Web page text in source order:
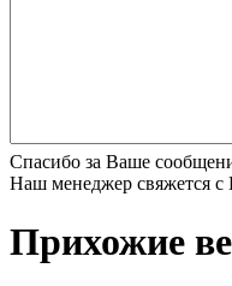
Спасибо за Ваше
Наш менеджер свяжется
Прихожие